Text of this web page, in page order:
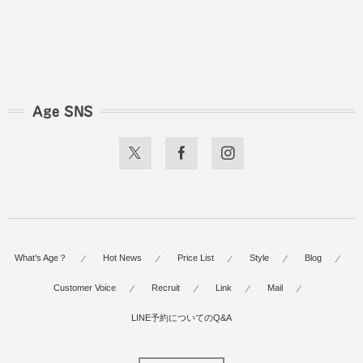
Age SNS
What’s Age？ Hot News Price List Style Blog
Customer Voice Recruit Link Mail
LINE予約についてのQ&A